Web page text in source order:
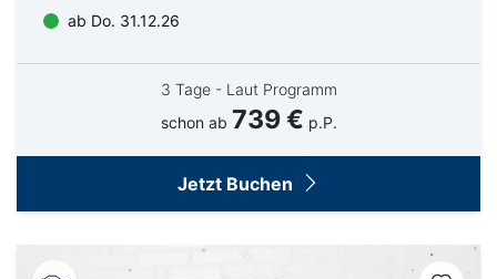
ab Do. 31.12.26
3 Tage - Laut Programm
schon ab 739 € p.P.
Jetzt Buchen